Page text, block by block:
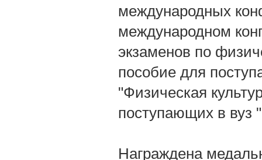
международных
международном
экзаменов по
пособие для
"Физическая
поступающих в вуз
Награждена